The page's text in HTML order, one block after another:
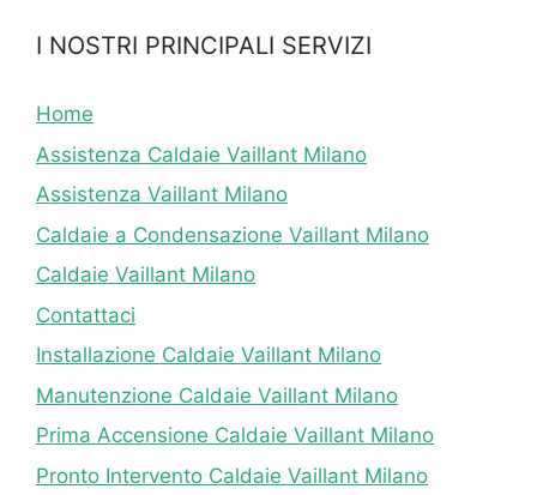
I NOSTRI PRINCIPALI SERVIZI
Home
Assistenza Caldaie Vaillant Milano
Assistenza Vaillant Milano
Caldaie a Condensazione Vaillant Milano
Caldaie Vaillant Milano
Contattaci
Installazione Caldaie Vaillant Milano
Manutenzione Caldaie Vaillant Milano
Prima Accensione Caldaie Vaillant Milano
Pronto Intervento Caldaie Vaillant Milano